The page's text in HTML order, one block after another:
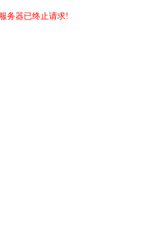
务器已终止请求!